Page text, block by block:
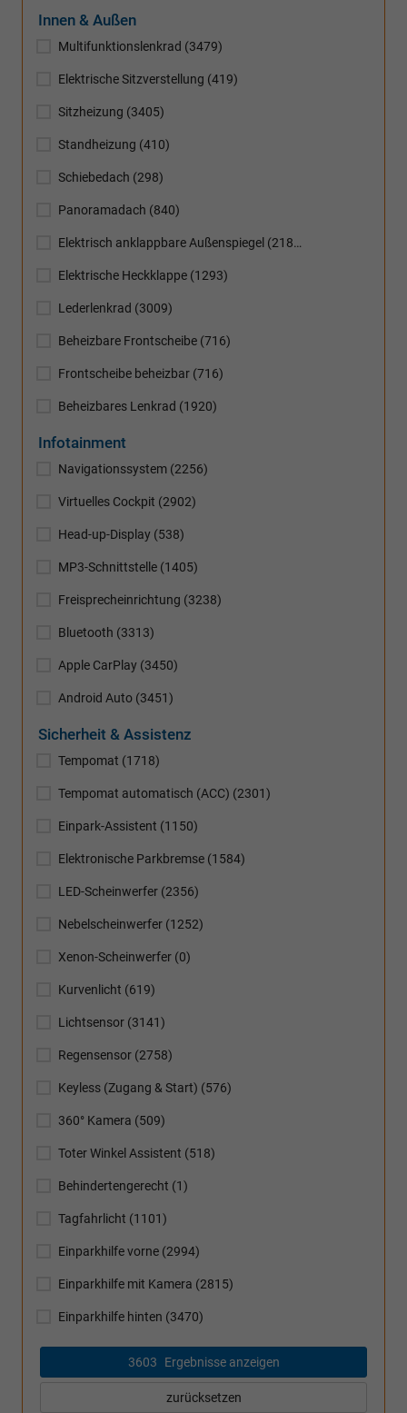
Innen & Außen
Multifunktionslenkrad (3479)
Elektrische Sitzverstellung (419)
Sitzheizung (3405)
Standheizung (410)
Schiebedach (298)
Panoramadach (840)
Elektrisch anklappbare Außenspiegel (2181)
Elektrische Heckklappe (1293)
Lederlenkrad (3009)
Beheizbare Frontscheibe (716)
Frontscheibe beheizbar (716)
Beheizbares Lenkrad (1920)
Infotainment
Navigationssystem (2256)
Virtuelles Cockpit (2902)
Head-up-Display (538)
MP3-Schnittstelle (1405)
Freisprecheinrichtung (3238)
Bluetooth (3313)
Apple CarPlay (3450)
Android Auto (3451)
Sicherheit & Assistenz
Tempomat (1718)
Tempomat automatisch (ACC) (2301)
Einpark-Assistent (1150)
Elektronische Parkbremse (1584)
LED-Scheinwerfer (2356)
Nebelscheinwerfer (1252)
Xenon-Scheinwerfer (0)
Kurvenlicht (619)
Lichtsensor (3141)
Regensensor (2758)
Keyless (Zugang & Start) (576)
360° Kamera (509)
Toter Winkel Assistent (518)
Behindertengerecht (1)
Tagfahrlicht (1101)
Einparkhilfe vorne (2994)
Einparkhilfe mit Kamera (2815)
Einparkhilfe hinten (3470)
3603 Ergebnisse anzeigen
zurücksetzen